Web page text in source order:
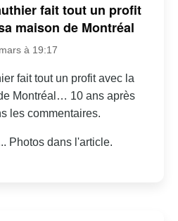
fait tout un profit
maison de Montréal
à 19:17
fait tout un profit avec la
Montréal… 10 ans après
les commentaires.
Photos dans l'article.